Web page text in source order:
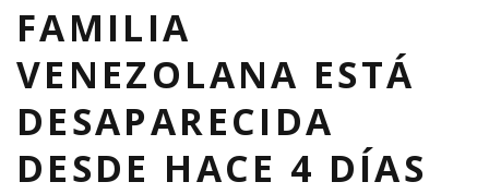
FAMILIA
VENEZOLANA ESTÁ
DESAPARECIDA
DESDE HACE 4 DÍAS